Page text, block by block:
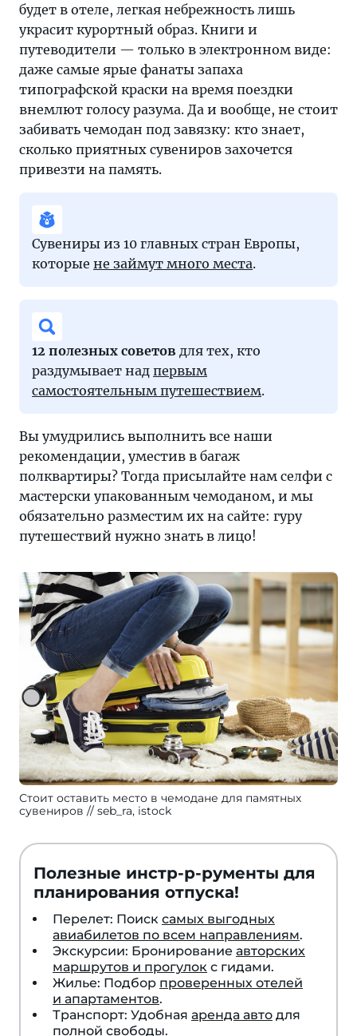
будет в отеле, легкая небрежность лишь
украсит курортный образ. Книги и
путеводители — только в электронном виде:
даже самые ярые фанаты запаха
типографской краски на время поездки
внемлют голосу разума. Да и вообще, не стоит
забивать чемодан под завязку: кто знает,
сколько приятных сувениров захочется
привезти на память.
Сувениры из 10 главных стран Европы,
которые не займут много места.
12 полезных советов для тех, кто
раздумывает над первым
самостоятельным путешествием.
Вы умудрились выполнить все наши
рекомендации, уместив в багаж
полквартиры? Тогда присылайте нам селфи с
мастерски упакованным чемоданом, и мы
обязательно разместим их на сайте: гуру
путешествий нужно знать в лицо!
Стоит оставить место в чемодане для памятных
сувениров
seb_ra, istock
Полезные инстр-р-рументы для
планирования отпуска!
Перелет: Поиск самых выгодных
авиабилетов по всем направлениям.
Экскурсии: Бронирование авторских
маршрутов и прогулок с гидами.
Жилье: Подбор проверенных отелей
и апартаментов.
Транспорт: Удобная аренда авто для
полной свободы.